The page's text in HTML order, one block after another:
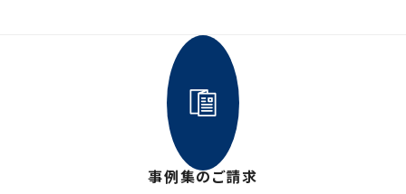
事例集のご請求